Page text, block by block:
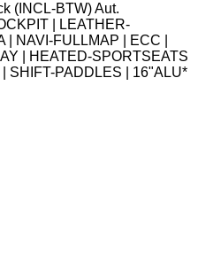
(INCL-BTW) Aut.
| LEATHER-
NAVI-FULLMAP | ECC |
| HEATED-SPORTSEATS
| SHIFT-PADDLES | 16"ALU*